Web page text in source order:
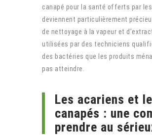
canapé pour la santé offerts par
deviennent particulièrement
de nettoyage à la vapeur et
utilisées par des techniciens
des bactéries que les produits
pas atteindre.
Les acariens et
canapés : une
prendre au